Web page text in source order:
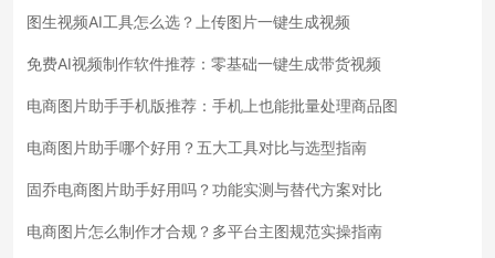
图生视频AI工具怎么选？上传图片一键生成视频
免费AI视频制作软件推荐：零基础一键生成带货视频
电商图片助手手机版推荐：手机上也能批量处理商品图
电商图片助手哪个好用？五大工具对比与选型指南
固乔电商图片助手好用吗？功能实测与替代方案对比
电商图片怎么制作才合规？多平台主图规范实操指南